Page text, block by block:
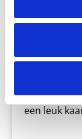
Het is weer
mensen
liefde te
een leuk